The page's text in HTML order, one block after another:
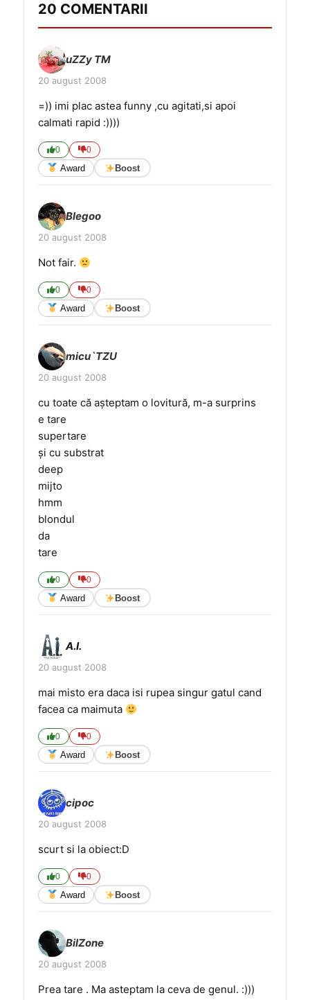
20 COMENTARII
uZZy TM
20 august 2008
=)) imi plac astea funny ,cu agitati,si apoi
calmati rapid :))))
0 0
Award Boost
Blegoo
20 august 2008
Not fair.
0 0
Award Boost
micu`TZU
20 august 2008
cu toate că aşteptam o lovitură, m-a surprins
e tare
supertare
şi cu substrat
deep
mijto
hmm
blondul
da
tare
0 0
Award Boost
A.I.
20 august 2008
mai misto era daca isi rupea singur gatul cand
facea ca maimuta
0 0
Award Boost
cipoc
20 august 2008
scurt si la obiect:D
0 0
Award Boost
BilZone
20 august 2008
Prea tare . Ma asteptam la ceva de genul. :)))